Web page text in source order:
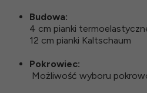
Budowa:
4 cm pianki
12 cm pianki Kaltschaum
Pokrowiec:
Możliwość wyboru